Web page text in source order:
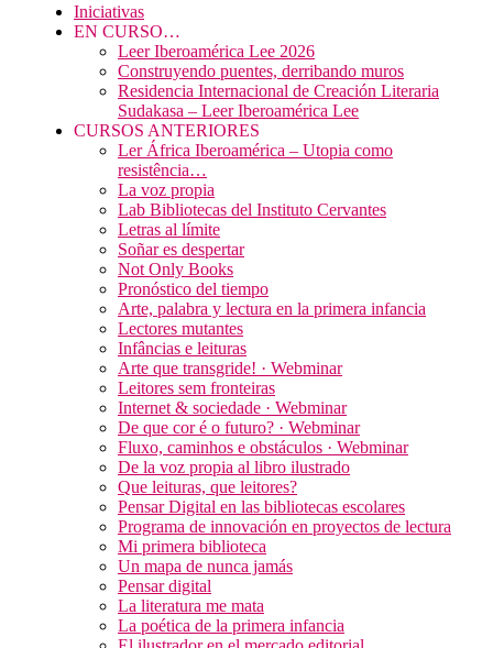
Iniciativas
EN CURSO…
Leer Iberoamérica Lee 2026
Construyendo puentes, derribando muros
Residencia Internacional de Creación Literaria
Sudakasa – Leer Iberoamérica Lee
CURSOS ANTERIORES
Ler África Iberoamérica – Utopia como
resistência…
La voz propia
Lab Bibliotecas del Instituto Cervantes
Letras al límite
Soñar es despertar
Not Only Books
Pronóstico del tiempo
Arte, palabra y lectura en la primera infancia
Lectores mutantes
Infâncias e leituras
Arte que transgride! · Webminar
Leitores sem fronteiras
Internet & sociedade · Webminar
De que cor é o futuro? · Webminar
Fluxo, caminhos e obstáculos · Webminar
De la voz propia al libro ilustrado
Que leituras, que leitores?
Pensar Digital en las bibliotecas escolares
Programa de innovación en proyectos de lectura
Mi primera biblioteca
Un mapa de nunca jamás
Pensar digital
La literatura me mata
La poética de la primera infancia